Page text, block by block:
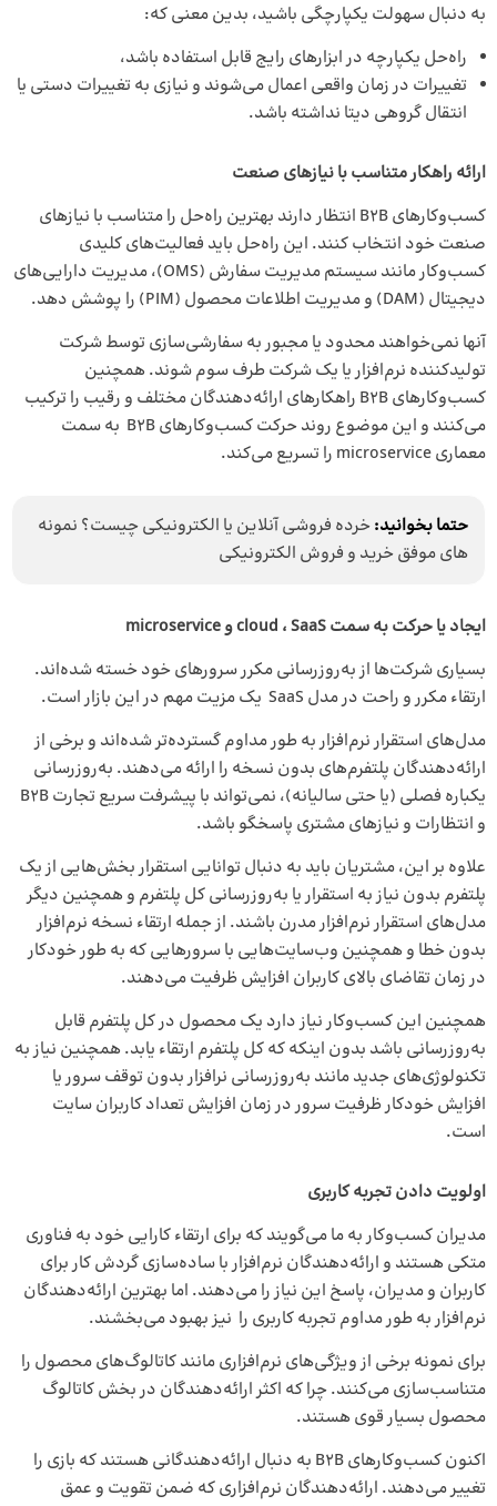
به دنبال سهولت یکپارچگی باشید، بدین معنی که:
راه‌حل یکپارچه در ابزارهای رایج قابل استفاده باشد،
تغییرات در زمان واقعی اعمال می‌شوند و نیازی به تغییرات دستی یا
انتقال گروهی دیتا نداشته باشد.
ارائه راهکار متناسب با نیازهای صنعت
کسب‌و‌کارهای B2B انتظار دارند بهترین راه‌حل را متناسب با نیازهای
صنعت خود انتخاب کنند. این راه‌حل باید فعالیت‌های کلیدی
کسب‌و‌کار مانند سیستم مدیریت سفارش (OMS)، مدیریت دارایی‌های
دیجیتال (DAM) و مدیریت اطلاعات محصول (PIM) را پوشش دهد.
آنها نمی‌خواهند محدود یا مجبور به سفارشی‌سازی توسط شرکت
تولیدکننده نرم‌افزار یا یک شرکت طرف سوم شوند. همچنین
کسب‌وکارهای B2B راهکارهای ارائه‌دهندگان مختلف و رقیب را ترکیب
می‌کنند و این موضوع روند حرکت کسب‌و‌کارهای B2B به سمت
معماری microservice را تسریع می‌کند.
حتما بخوانید:خرده فروشی آنلاین یا الکترونیکی چیست؟ نمونه‌
های موفق خرید و فروش الکترونیکی
ایجاد یا حرکت به سمت cloud ، SaaS و microservice
بسیاری شرکت‌ها از به‌روزرسانی مکرر سرورهای خود خسته شده‌اند.
ارتقاء مکرر و راحت در مدل SaaS یک مزیت مهم در این بازار است.
مدل‌های استقرار نرم‌افزار به طور مداوم گسترده‌تر شده‌اند و برخی از
ارائه‌دهندگان پلتفرم‌های بدون نسخه را ارائه می‌دهند. به‌روزرسانی
یکباره فصلی (یا حتی سالیانه)، نمی‌تواند با پیشرفت سریع تجارت B2B
و انتظارات و نیازهای مشتری پاسخگو باشد.
علاوه بر این، مشتریان باید به دنبال توانایی استقرار بخش‌هایی از یک
پلتفرم بدون نیاز به استقرار یا به‌روزرسانی کل پلتفرم و همچنین دیگر
مدل‌های استقرار نرم‌افزار مدرن باشند. از جمله ارتقاء نسخه نرم‌افزار
بدون خطا و همچنین وب‌سایت‌هایی با سرورهایی که به طور خودکار
در زمان تقاضای بالای کاربران افزایش ظرفیت می‌دهند.
همچنین این کسب‌وکار نیاز دارد یک محصول در کل پلتفرم قابل
به‌روزرسانی باشد بدون اینکه که کل پلتفرم ارتقاء یابد. همچنین نیاز به
تکنولوژی‌های جدید مانند به‌روزرسانی نر‌افزار بدون توقف سرور یا
افزایش خودکار ظرفیت سرور در زمان افزایش تعداد کاربران سایت
است.
اولویت دادن تجربه کاربری
مدیران کسب‌وکار به ما می‌گویند که برای ارتقاء کارایی خود به فناوری
متکی هستند و ارائه‌دهندگان نرم‌افزار با ساده‌سازی گردش کار برای
کاربران و مدیران، پاسخ این نیاز را می‌دهند. اما بهترین ارائه‌دهندگان
نرم‌افزار به طور مداوم تجربه کاربری را نیز بهبود می‌بخشند.
برای نمونه برخی از ویژگی‌های نرم‌افزاری مانند کاتالوگ‌های محصول را
متناسب‌سازی می‌کنند. چرا که اکثر ارائه‌دهندگان در بخش کاتالوگ
محصول بسیار قوی هستند.
اکنون کسب‌وکارهای B2B به دنبال ارائه‌دهندگانی هستند که بازی را
تغییر می‌دهند. ارائه‌دهندگان نرم‌افزاری که ضمن تقویت و عمق